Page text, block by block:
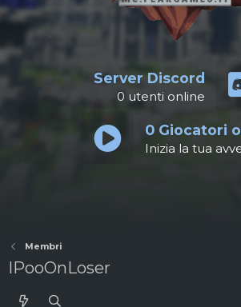
Server Discord
0 utenti online
0Giocatori
Inizia la tua
Membri
IPooOnLoser